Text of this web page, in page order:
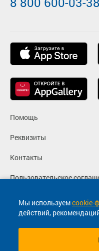
Мы используемcookie-
действий,
Помощь
Реквизиты
Контакты
Пользовательское
Политика
Согласие на
© 2013-2026, ООО